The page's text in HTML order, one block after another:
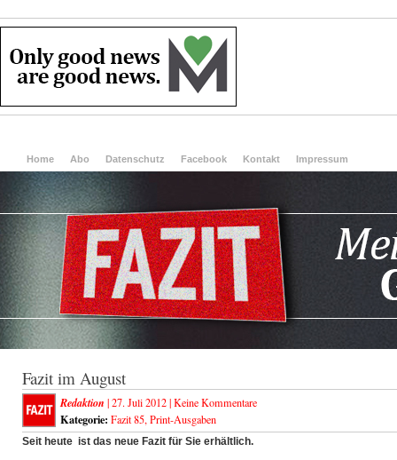
Home Abo Datenschutz Facebook Kontakt Impressum
Fazit im August
Redaktion | 27. Juli 2012 |Keine Kommentare
Kategorie: Fazit 85, Print-Ausgaben
Seit heute ist das neue Fazit für Sie erhältlich.